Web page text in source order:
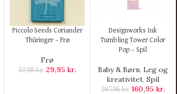
KØB HER
Piccolo Seeds Coriander
Thüringer – Frø
Frø
32,95kr. 29,95 kr.
KØB HER
Designworks Ink
Tumbling Tower Color
Pop – Spil
Baby & Børn,Leg og
kreativitet,Spil
267,95kr. 160,95 kr.